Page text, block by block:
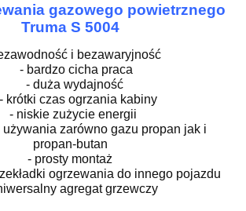
gazowego powietrznego
Truma S 5004
i bezawaryjność
- bardzo cicha praca
- duża wydajność
czas ogrzania kabiny
- niskie zużycie energii
zarówno gazu propan jak i
propan-butan
- prosty montaż
ogrzewania do innego pojazdu
agregat grzewczy